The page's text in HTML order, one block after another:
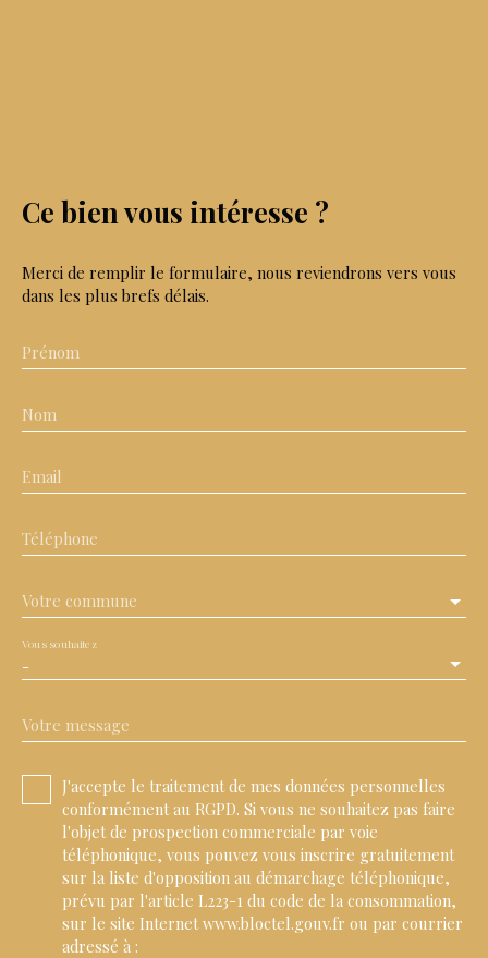
Ce bien vous intéresse ?
Merci de remplir le formulaire, nous reviendrons vers vous
dans les plus brefs délais.
Prénom
Nom
Email
Téléphone
Votre commune
-
Vous souhaitez
Votre message
J'accepte le traitement de mes données personnelles
conformément au RGPD. Si vous ne souhaitez pas faire
l'objet de prospection commerciale par voie
téléphonique, vous pouvez vous inscrire gratuitement
sur la liste d'opposition au démarchage téléphonique,
prévu par l'article L223-1 du code de la consommation,
sur le site Internet www.bloctel.gouv.fr ou par courrier
adressé à :